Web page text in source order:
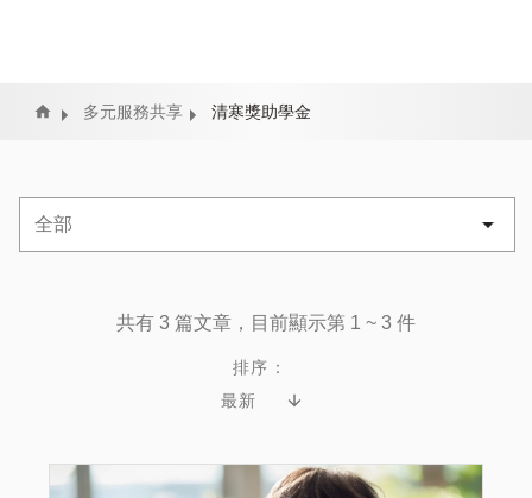
Home 多元服務共享 清寒獎助學金
共有 3 篇文章，目前顯示第 1 ~ 3 件
排序：